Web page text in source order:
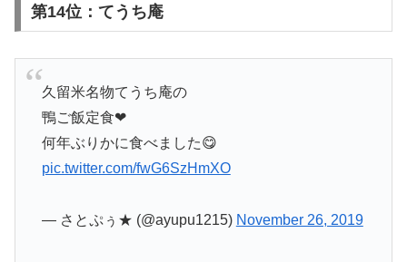
第14位：てうち庵
久留米名物てうち庵の
鴨ご飯定食❤
何年ぶりかに食べました😋
pic.twitter.com/fwG6SzHmXO
— さとぷぅ★ (@ayupu1215) November 26, 2019